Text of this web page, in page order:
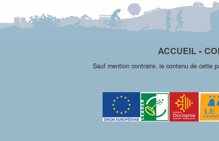
ACCUEIL -
Sauf mention contraire, le contenu de cette